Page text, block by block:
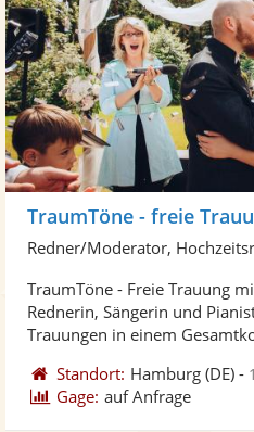
Redner/Moderator,
TraumTöne - Freie Trauung
Rednerin, Sängerin und
Trauungen in einem
Standort: Hamburg (DE) -
Gage: auf Anfrage